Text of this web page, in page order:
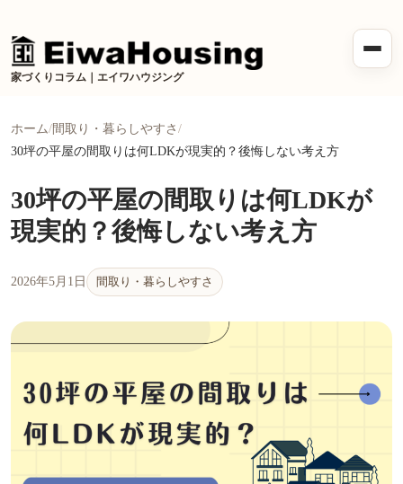
家づくりコラム｜エイワハウジング
メ
ホーム 間取り・暮らしやすさ
30坪の平屋の間取りは何LDKが現実的？後悔しない考え方
30坪の平屋の間取りは何LDKが
現実的？後悔しない考え方
2026年5月1日 間取り・暮らしやすさ